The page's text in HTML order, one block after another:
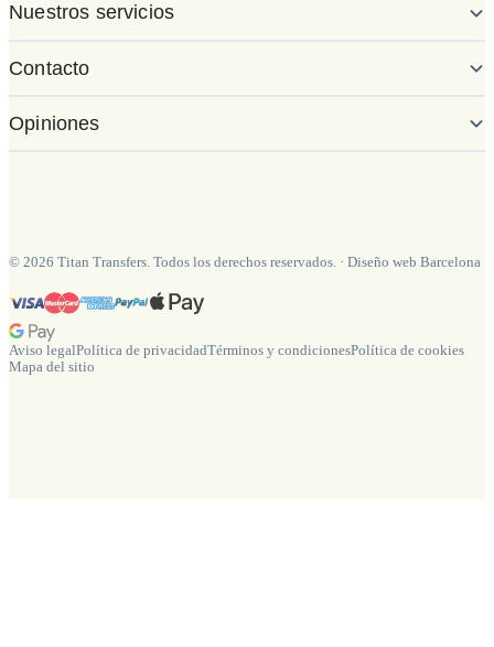
Nuestros servicios
Contacto
Opiniones
© 2026 Titan Transfers. Todos los derechos reservados. · Diseño web Barcelona
Aviso legalPolítica de privacidadTérminos y condicionesPolítica de cookies
Mapa del sitio